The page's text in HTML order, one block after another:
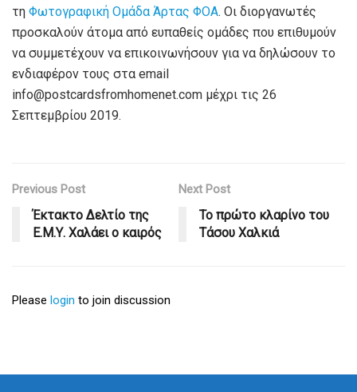
τη Φωτογραφική Ομάδα Άρτας ΦΟΑ. Οι διοργανωτές
προσκαλούν άτομα από ευπαθείς ομάδες που επιθυμούν
να συμμετέχουν να επικοινωνήσουν για να δηλώσουν το
ενδιαφέρον τους στα email
info@postcardsfromhomenet.com μέχρι τις 26
Σεπτεμβρίου 2019.
Previous Post
Έκτακτο Δελτίο της
Ε.Μ.Υ. Χαλάει ο καιρός
Next Post
Το πρώτο κλαρίνο του
Τάσου Χαλκιά
Please login to join discussion